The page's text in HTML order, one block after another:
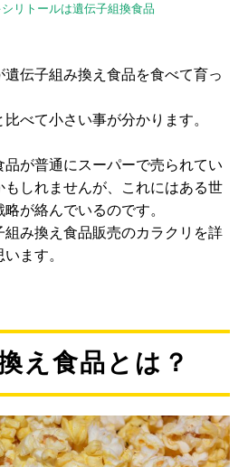
リトールは遺伝子組換食品
伝子組み換え食品を食べて育っ
べて小さい事が分かります。
品が普通にスーパーで売られてい
もしれませんが、これにはある世
が絡んでいるのです。
み換え食品販売のカラクリを詳
ます。
え食品とは？